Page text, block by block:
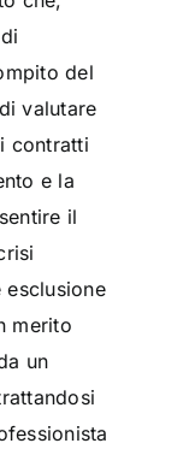
del
valutare
contratti
e la
il
esclusione
merito
un